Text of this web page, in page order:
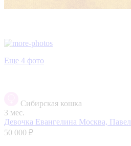
Еще 4 фото
Сибирская кошка
3 мес.
Девочка Евангелина Москва,
50 000 ₽